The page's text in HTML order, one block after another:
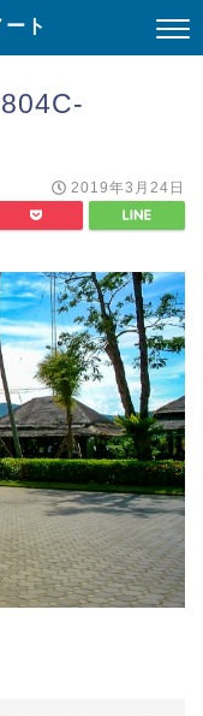
ト
2019年3月24日